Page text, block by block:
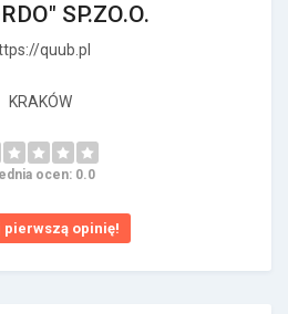
SP.ZO.O.
quub.pl
KRAKÓW
ocen: 0.0
pierwszą opinię!